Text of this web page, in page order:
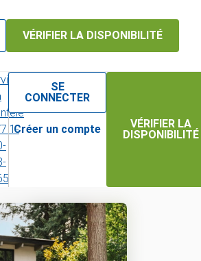
VÉRIFIER LA DISPONIBILITÉ
1-
SE
CONNECTER
Créer un compte
VÉRIFIER LA
DISPONIBILITÉ